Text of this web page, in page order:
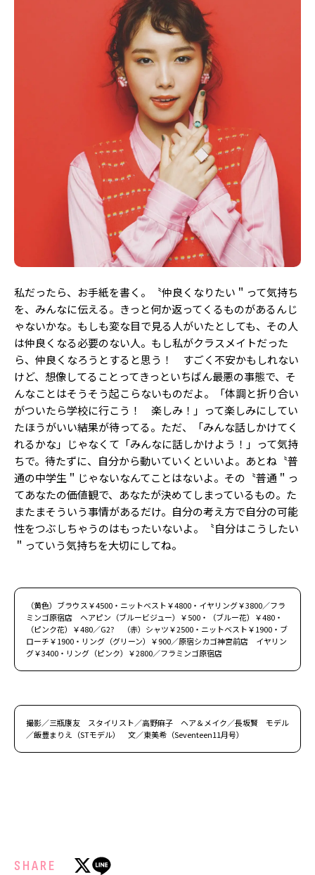
私だったら、お手紙を書く。〝仲良くなりたい＂って気持ち
を、みんなに伝える。きっと何か返ってくるものがあるんじ
ゃないかな。もしも変な目で見る人がいたとしても、その人
は仲良くなる必要のない人。もし私がクラスメイトだった
ら、仲良くなろうとすると思う！ すごく不安かもしれない
けど、想像してることってきっといちばん最悪の事態で、そ
んなことはそうそう起こらないものだよ。「体調と折り合い
がついたら学校に行こう！ 楽しみ！」って楽しみにしてい
たほうがいい結果が待ってる。ただ、「みんな話しかけてく
れるかな」じゃなくて「みんなに話しかけよう！」って気持
ちで。待たずに、自分から動いていくといいよ。あとね〝普
通の中学生＂じゃないなんてことはないよ。その〝普通＂っ
てあなたの価値観で、あなたが決めてしまっているもの。た
またまそういう事情があるだけ。自分の考え方で自分の可能
性をつぶしちゃうのはもったいないよ。〝自分はこうしたい
＂っていう気持ちを大切にしてね。
（黄色）ブラウス￥4500・ニットベスト￥4800・イヤリング￥3800／フラ
ミンゴ原宿店 ヘアピン（ブルービジュー）￥500・（ブルー花）￥480・
（ピンク花）￥480／G2? （赤）シャツ￥2500・ニットベスト￥1900・ブ
ローチ￥1900・リング（グリーン）￥900／原宿シカゴ神宮前店 イヤリン
グ￥3400・リング（ピンク）￥2800／フラミンゴ原宿店
撮影／三瓶康友 スタイリスト／高野麻子 ヘア＆メイク／長坂賢 モデル
／飯豊まりえ（STモデル） 文／東美希（Seventeen11月号）
SHARE